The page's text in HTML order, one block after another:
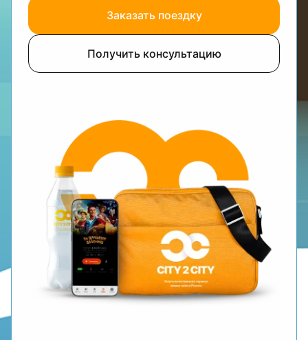
Заказать поездку
Получить консультацию